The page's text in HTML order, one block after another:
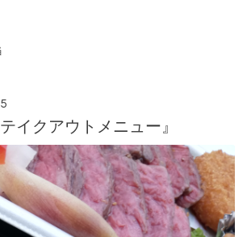
イクアウトメニュー』